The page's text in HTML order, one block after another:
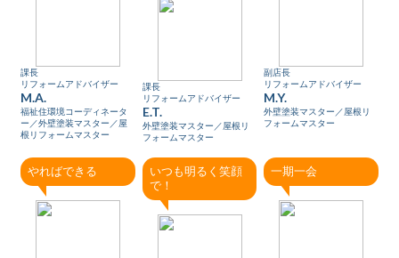
課長
リフォームアドバイザー
M.A.
福祉住環境コーディネータ
ー／外壁塗装マスター／屋
根リフォームマスター
課長
リフォームアドバイザー
E.T.
外壁塗装マスター／屋根リ
フォームマスター
副店長
リフォームアドバイザー
M.Y.
外壁塗装マスター／屋根リ
フォームマスター
やればできる
いつも明るく笑顔
で！
一期一会